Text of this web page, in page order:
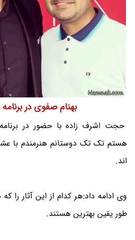
بهنام صفوی در
حجت اشرف زاده با حضور در
هستم تک تک دوستانم هنرمندم با عشق
اند.
وی ادامه داد:هر کدام از این آثار را
طور یقین بهترین هستند.